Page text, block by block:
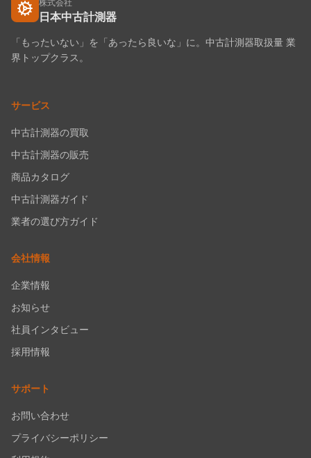
株式会社
日本中古計測器
「もったいない」を「あったら良いな」に。中古計測器取扱量 業
界トップクラス。
サービス
中古計測器の買取
中古計測器の販売
商品カタログ
中古計測器ガイド
業者の選び方ガイド
会社情報
企業情報
お知らせ
社員インタビュー
採用情報
サポート
お問い合わせ
プライバシーポリシー